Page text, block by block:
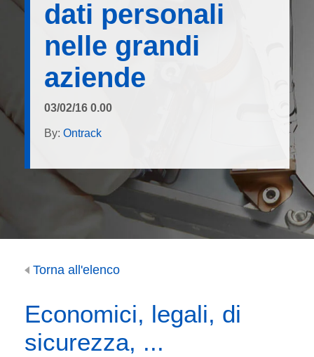
dati personali
nelle grandi
aziende
03/02/16 0.00
By: Ontrack
Torna all'elenco
Economici, legali, di
sicurezza, ...